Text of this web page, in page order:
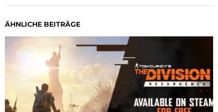
ÄHNLICHE BEITRÄGE